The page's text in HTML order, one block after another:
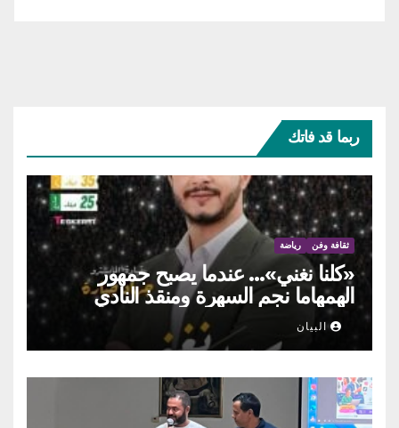
ربما قد فاتك
ثقافة وفن رياضة
«كلنا نغني»… عندما يصبح جمهور
الهمهاما نجم السهرة ومنقذ النادي
البيان